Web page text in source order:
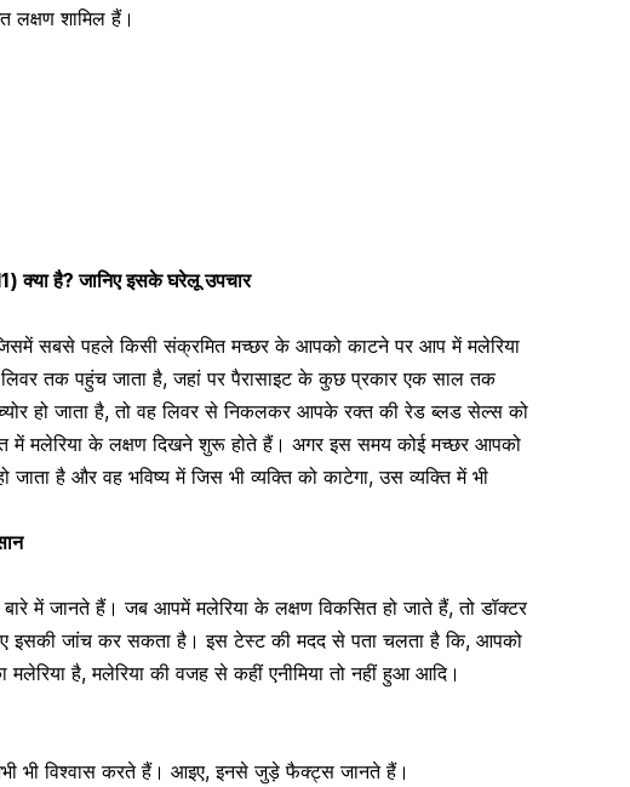
लक्षण शामिल हैं।
क्या है? जानिए इसके घरेलू उपचार
सबसे पहले किसी संक्रमित मच्छर के आपको काटने पर आप में मलेरिया
तक पहुंच जाता है, जहां पर पैरासाइट के कुछ प्रकार एक साल तक
हो जाता है, तो वह लिवर से निकलकर आपके रक्त की रेड ब्लड सेल्स को
में मलेरिया के लक्षण दिखने शुरू होते हैं। अगर इस समय कोई मच्छर आपको
जाता है और वह भविष्य में जिस भी व्यक्ति को काटेगा, उस व्यक्ति में भी
में जानते हैं। जब आपमें मलेरिया के लक्षण विकसित हो जाते हैं, तो डॉक्टर
इसकी जांच कर सकता है। इस टेस्ट की मदद से पता चलता है कि, आपको
मलेरिया है, मलेरिया की वजह से कहींएनीमिया तो नहीं हुआ आदि।
भी विश्वास करते हैं। आइए, इनसे जुड़े फैक्ट्स जानते हैं।